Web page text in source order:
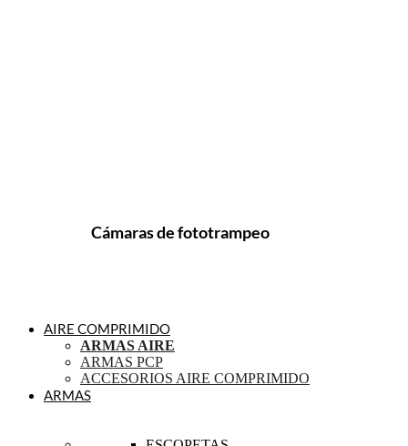
Cámaras de fototrampeo
AIRE COMPRIMIDO
ARMAS AIRE
ARMAS PCP
ACCESORIOS AIRE COMPRIMIDO
ARMAS